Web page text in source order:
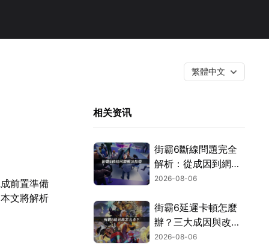
繁體中文
前置準備
文將解析
相关资讯
街霸6斷線問題完全
解析：從成因到網路
優化的實用攻略！
2026-08-06
街霸6延遲卡頓怎麼
辦？三大成因與改善
對策！
2026-08-06